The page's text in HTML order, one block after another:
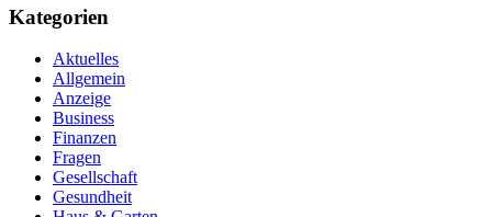
Kategorien
Aktuelles
Allgemein
Anzeige
Business
Finanzen
Fragen
Gesellschaft
Gesundheit